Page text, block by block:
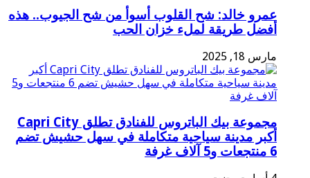
عمرو خالد: شح القلوب أسوأ من شح الجيوب.. هذه
أفضل طريقة لملء خزان الحب
مارس 18, 2025
مجموعة بيك الباتروس للفنادق تطلق Capri City
أكبر مدينة سياحية متكاملة في سهل حشيش تضم
6 منتجعات و5 آلاف غرفة